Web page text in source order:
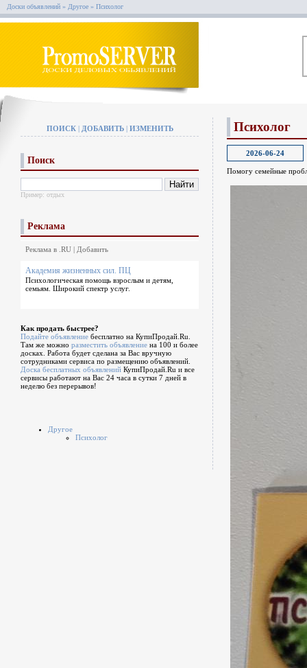
Доски объявлений » Другое » Психолог
ПОИСК| ДОБАВИТЬ| ИЗМЕНИТЬ
Поиск
Пример: отдых
Реклама
Реклама в .RU | Добавить
Академия жизненных сил. ПЦ
Психологическая помощь взрослым и детям,
семьям. Широкий спектр услуг.
Как продать быстрее?
Подайте объявление бесплатно на КупиПродай.Ru.
Там же можно разместить объявление на 100 и более
досках. Работа будет сделана за Вас вручную
сотрудниками сервиса по размещению объявлений.
Доска бесплатных объявлений КупиПродай.Ru и все
сервисы работают на Вас 24 часа в сутки 7 дней в
неделю без перерывов!
Другое
Психолог
Психолог
2026-06-24
Помогу семейные